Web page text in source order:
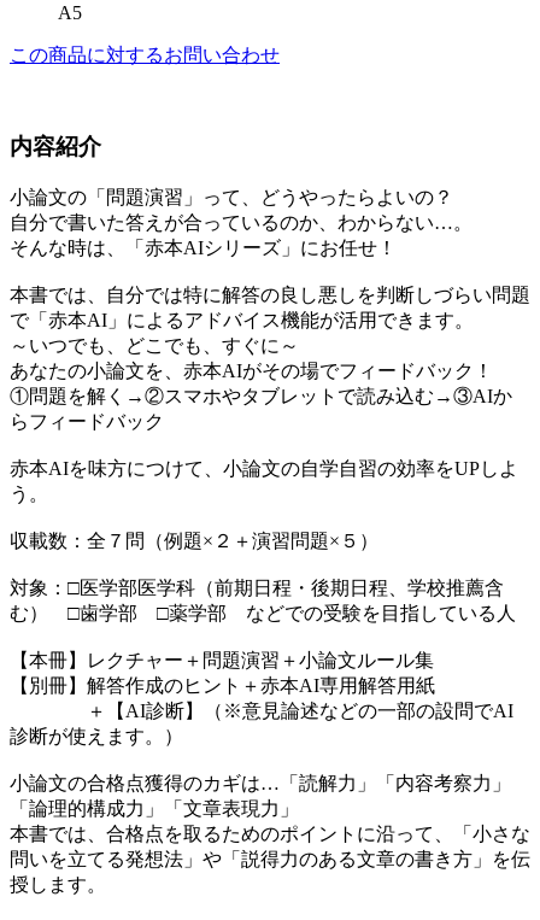
A5
この商品に対するお問い合わせ
内容紹介
小論文の「問題演習」って、どうやったらよいの？
自分で書いた答えが合っているのか、わからない…。
そんな時は、「赤本AIシリーズ」にお任せ！
本書では、自分では特に解答の良し悪しを判断しづらい問題
で「赤本AI」によるアドバイス機能が活用できます。
～いつでも、どこでも、すぐに～
あなたの小論文を、赤本AIがその場でフィードバック！
①問題を解く→②スマホやタブレットで読み込む→③AIか
らフィードバック
赤本AIを味方につけて、小論文の自学自習の効率をUPしよ
う。
収載数：全７問（例題×２＋演習問題×５）
対象：□医学部医学科（前期日程・後期日程、学校推薦含
む） □歯学部 □薬学部 などでの受験を目指している人
【本冊】レクチャー＋問題演習＋小論文ルール集
【別冊】解答作成のヒント＋赤本AI専用解答用紙
＋【AI診断】（※意見論述などの一部の設問でAI
診断が使えます。）
小論文の合格点獲得のカギは…「読解力」「内容考察力」
「論理的構成力」「文章表現力」
本書では、合格点を取るためのポイントに沿って、「小さな
問いを立てる発想法」や「説得力のある文章の書き方」を伝
授します。